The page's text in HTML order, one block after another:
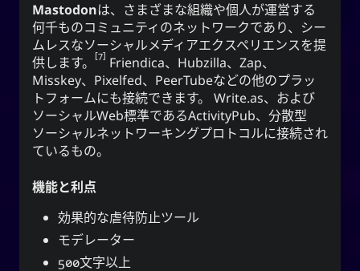
Mastodonは、さまざまな組織や個人が運営する
何千ものコミュニティのネットワークであり、シー
ムレスなソーシャルメディアエクスペリエンスを提
供します。
7 Friendica、Hubzilla、Zap、
Misskey、Pixelfed、PeerTubeなどの他のプラッ
トフォームにも接続できます。 Write.as、および
ソーシャルWeb標準であるActivityPub、分散型
ソーシャルネットワーキングプロトコルに接続され
ているもの。
機能と利点
効果的な虐待防止ツール
モデレーター
500文字以上